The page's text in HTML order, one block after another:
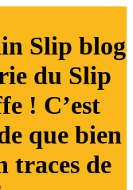
Slip blog
du Slip
! C’est
que bien
traces de